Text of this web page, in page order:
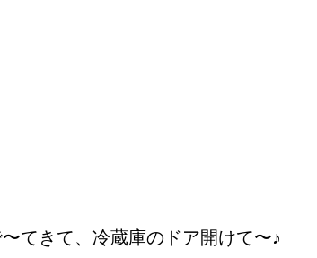
てきて、冷蔵庫のドア開けて〜♪